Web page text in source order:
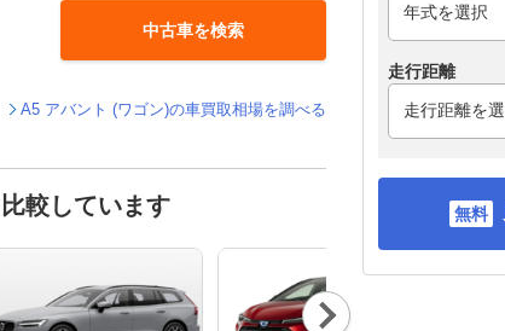
中古車を検索
A5 アバント (ワゴン)の車買取相場を調べる
較しています
Nex
t
走行距離